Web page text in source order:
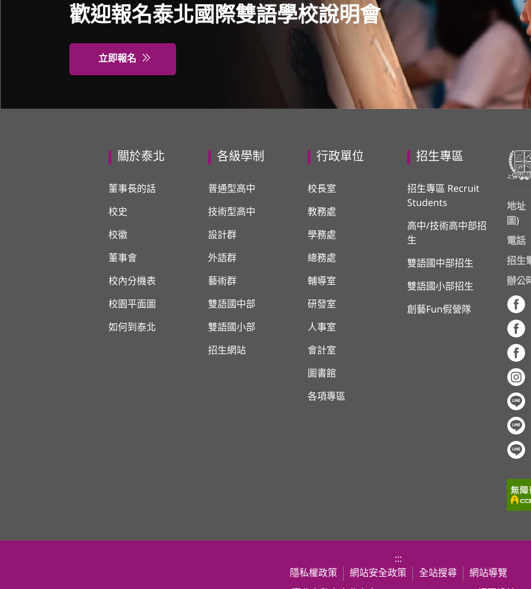
歡迎報名泰北國際雙語學校說明會
立即報名
關於泰北
董事長的話
校史
校徽
董事會
校內分機表
校園平面圖
如何到泰北
各級學制
普通型高中
技術型高中
設計群
外語群
藝術群
雙語國中部
雙語國小部
招生網站
行政單位
校長室
教務處
學務處
總務處
輔導室
研發室
人事室
會計室
圖書館
各項專區
招生專區
招生專區 Recruit
Students
高中/技術高中部招
生
雙語國中部招生
雙語國小部招生
創藝Fun假營隊
地址
圖 )
電話
招生
辦公
:::
隱私權政策
網站安全政策 全站搜尋
網站導覽